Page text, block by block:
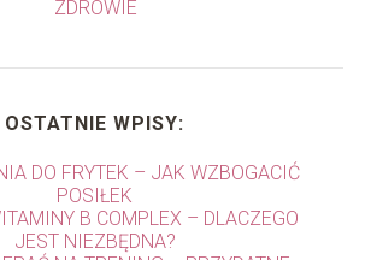
ZDROWIE
OSTATNIE WPISY:
DO FRYTEK – JAK WZBOGACIĆ
POSIŁEK
B COMPLEX – DLACZEGO
JEST NIEZBĘDNA?